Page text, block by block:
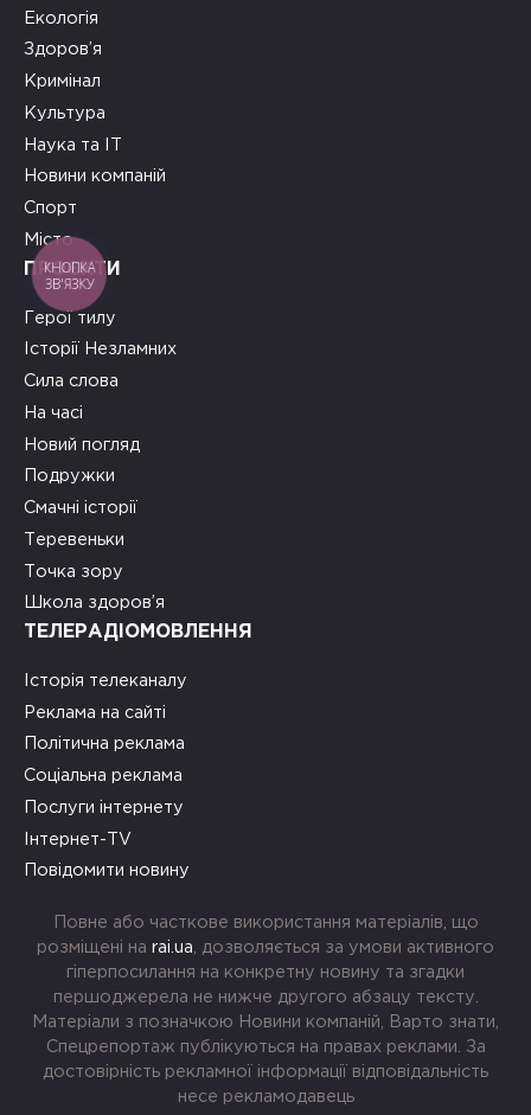
Екологія
Здоров’я
Кримінал
Культура
Наука та ІТ
Новини компаній
Спорт
Місто
ПРОЄКТИ
Герої тилу
Історії Незламних
Сила слова
На часі
Новий погляд
Подружки
Смачні історії
Теревеньки
Точка зору
Школа здоров’я
ТЕЛЕРАДІОМОВЛЕННЯ
Історія телеканалу
Реклама на сайті
Політична реклама
Соціальна реклама
Послуги інтернету
Інтернет-TV
Повідомити новину
Повне або часткове використання матеріалів, що
розміщені на rai.ua , дозволяється за умови активного
гіперпосилання на конкретну новину та згадки
першоджерела не нижче другого абзацу тексту.
Матеріали з позначкою Новини компаній, Варто знати,
Спецрепортаж публікуються на правах реклами. За
достовірність рекламної інформації відповідальність
несе рекламодавець
КНОПКА
ЗВ'ЯЗКУ